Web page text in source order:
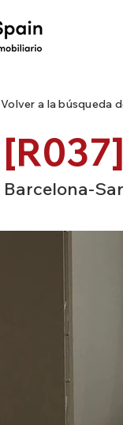
Volver a la búsqueda
Barcelona-